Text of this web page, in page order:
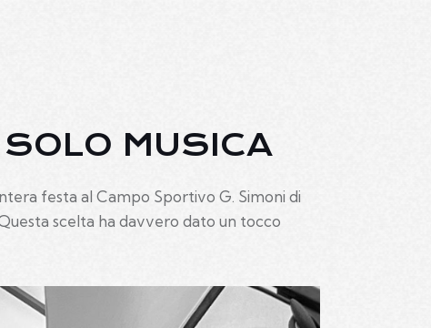
MUSICA
festa al Campo Sportivo G. Simoni di
scelta ha davvero dato un tocco